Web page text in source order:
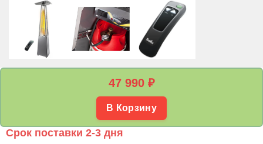
47 990 ₽
В Корзину
Срок поставки 2-3 дня